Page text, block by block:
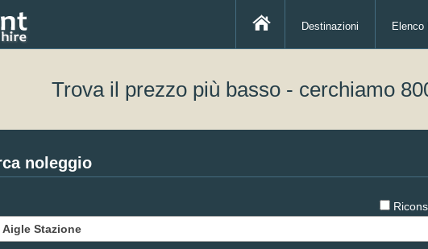
Destinazioni Elenco
Trova il prezzo più basso - cerchiamo
noleggio